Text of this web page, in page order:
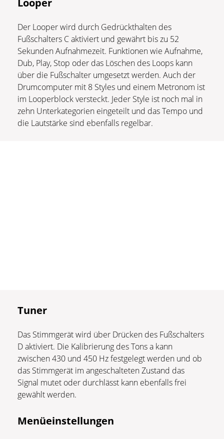
Looper
Der Looper wird durch Gedrückthalten des
Fußschalters C aktiviert und gewährt bis zu 52
Sekunden Aufnahmezeit. Funktionen wie Aufnahme,
Dub, Play, Stop oder das Löschen des Loops kann
über die Fußschalter umgesetzt werden. Auch der
Drumcomputer mit 8 Styles und einem Metronom ist
im Looperblock versteckt. Jeder Style ist noch mal in
zehn Unterkategorien eingeteilt und das Tempo und
die Lautstärke sind ebenfalls regelbar.
Tuner
Das Stimmgerät wird über Drücken des Fußschalters
D aktiviert. Die Kalibrierung des Tons a kann
zwischen 430 und 450 Hz festgelegt werden und ob
das Stimmgerät im angeschalteten Zustand das
Signal mutet oder durchlässt kann ebenfalls frei
gewählt werden.
Menüeinstellungen